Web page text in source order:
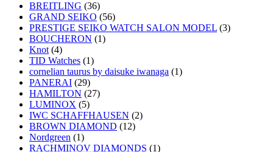
BREITLING (36)
GRAND SEIKO (56)
PRESTIGE SEIKO WATCH SALON MODEL (3)
BOUCHERON (1)
Knot (4)
TID Watches (1)
cornelian taurus by daisuke iwanaga (1)
PANERAI (29)
HAMILTON (27)
LUMINOX (5)
IWC SCHAFFHAUSEN (2)
BROWN DIAMOND (12)
Nordgreen (1)
RACHMINOV DIAMONDS (1)